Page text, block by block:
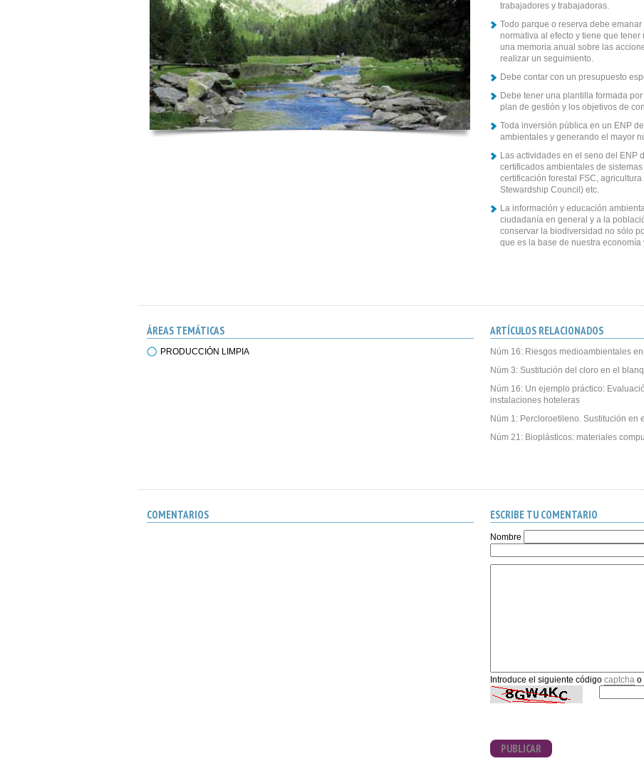
trabajadores y trabajadoras.
Todo parque o reserva debe
normativa al efecto y tiene que
una memoria anual sobre las
realizar un seguimiento.
Debe contar con un presupuesto
Debe tener una plantilla formada
plan de gestión y los objetivos de
Toda inversión pública en un ENP
ambientales y generando el mayor
Las actividades en el seno del ENP
certificados ambientales de
certificación forestal FSC,
Stewardship Council) etc.
La información y educación
ciudadanía en general y a la
conservar la biodiversidad no sólo
que es la base de nuestra economía
ÁREAS TEMÁTICAS
PRODUCCIÓN LIMPIA
ARTÍCULOS RELACIONADOS
Núm 16: Riesgos medioambientales
Núm 3: Sustitución del cloro en el
Núm 16: Un ejemplo práctico:
instalaciones hoteleras
Núm 1: Percloroetileno. Sustitución en
Núm 21: Bioplásticos: materiales
COMENTARIOS ESCRIBE TU COMENTARIO
Nombre
Introduce el siguiente código captchao
PUBLICAR